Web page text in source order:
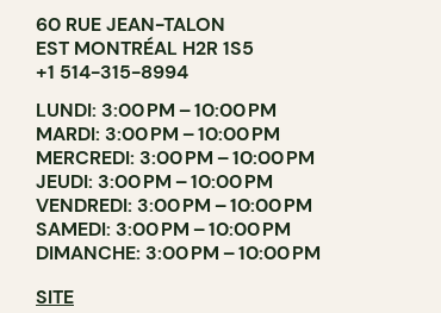
60 RUE JEAN-TALON
EST MONTRÉAL H2R 1S5
+1 514-315-8994
LUNDI: 3:00 PM – 10:00 PM
MARDI: 3:00 PM – 10:00 PM
MERCREDI: 3:00 PM – 10:00 PM
JEUDI: 3:00 PM – 10:00 PM
VENDREDI: 3:00 PM – 10:00 PM
SAMEDI: 3:00 PM – 10:00 PM
DIMANCHE: 3:00 PM – 10:00 PM
SITE